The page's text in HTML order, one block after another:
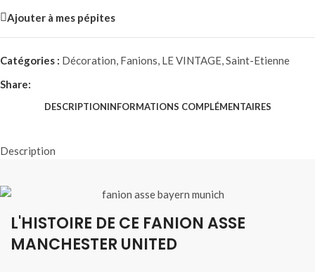
Ajouter à mes pépites
Catégories : Décoration, Fanions, LE VINTAGE,Saint-Etienne
Share:
DESCRIPTIONINFORMATIONS COMPLÉMENTAIRES
Description
L'HISTOIRE DE CE FANION ASSE
MANCHESTER UNITED